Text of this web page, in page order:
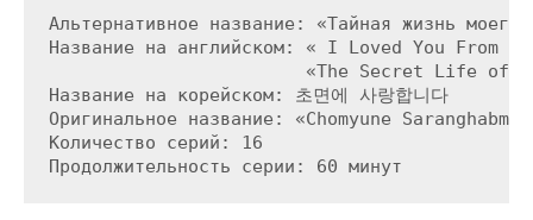
Альтернативное название: «Тайная жизнь моего
Название на английском: « I Loved You From
«The Secret Life of
Название на корейском: 초면에 사랑합니다
Оригинальное название: «Chomyune
Количество серий: 16